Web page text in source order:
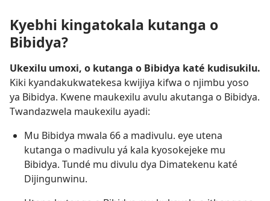
Kyebhi kingatokala kutanga o
Bibidya?
Ukexilu umoxi, o kutanga o Bibidya katé kudisukilu.
Kiki kyandakukwatekesa kwijiya kifwa o njimbu yoso
ya Bibidya. Kwene maukexilu avulu akutanga o Bibidya.
Twandazwela maukexilu ayadi:
Mu Bibidya mwala 66 a madivulu. eye utena
kutanga o madivulu yá kala kyosokejeke mu
Bibidya. Tundé mu divulu dya Dimatekenu katé
Dijingunwinu.